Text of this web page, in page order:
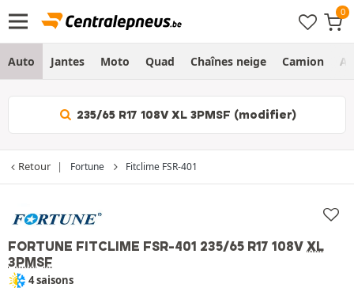
Auto Jantes Moto Quad Chaînes neige Camion
235/65 R17 108V XL 3PMSF (modifier)
Retour Fortune Fitclime FSR-401
FORTUNE FITCLIME FSR-401 235/65 R17 108V XL
3PMSF
4 saisons